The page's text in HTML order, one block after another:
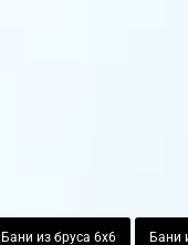
Бани из бруса 6х6 Бани